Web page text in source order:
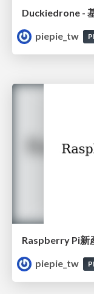
piepie_tw
piepie_tw